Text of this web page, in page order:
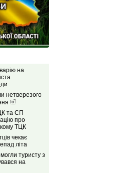
на
нетверезого
та СП
про
ТЦК
чекає
літа
туристу з
на